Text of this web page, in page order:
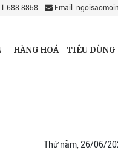
688 8858 Email:
HÀNG HOÁ - TIÊU DÙNG
Thứ năm, 26/06/